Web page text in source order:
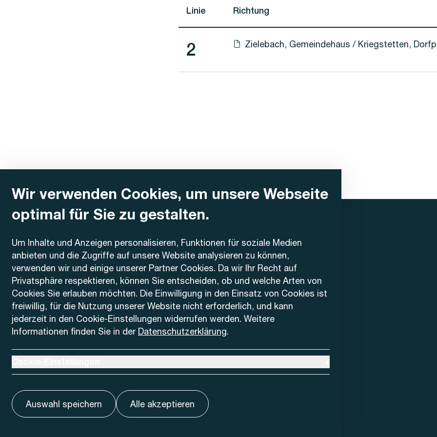
Wir verwenden Cookies, um unsere Webseite
optimal für Sie zu gestalten.
Um Inhalte und Anzeigen personalisieren, Funktionen für soziale Medien
anbieten und die Zugriffe auf unsere Website analysieren zu können,
verwenden wir und einige unserer Partner Cookies. Da wir Ihr Recht auf
Privatsphäre respektieren, können Sie entscheiden, ob und welche Arten von
Cookies Sie erlauben möchten. Die Einwilligung in den Einsatz von Cookies ist
freiwillig, für die Nutzung unserer Website nicht erforderlich, und kann
jederzeit in den Cookie-Einstellungen widerrufen werden. Weitere
Informationen finden Sie in der Datenschutzerklärung.
Auswahl speichern Alle akzeptieren
Linie Richtung
Linie
2 Haltestellen-PDF herunterladen für
Zielebach, Gemeindehaus / Kriegstetten,
(Öffnet in einen neuen Tab oder Fenster)
AREMO
Busbetrieb Solothurn Grenchen und Umgebung AG
Dornacherstrasse 48
4500 Solothurn
Telefon
+41 32 622 37 22
Kontaktformular